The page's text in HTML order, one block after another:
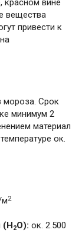
красном вине
вещества
привести к
мороза. Срок
минимум 2
материал
ок.
м2
2O): ок. 2.500